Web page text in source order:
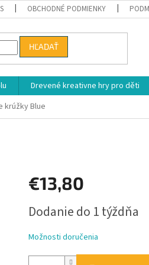
OBCHODNÉ PODMIENKY
HĽADAŤ
Drevené kreativne hry pro děti
krúžky Blue
€13,80
cena:
Dodanie do 1 týždňa
Možnosti doručenia